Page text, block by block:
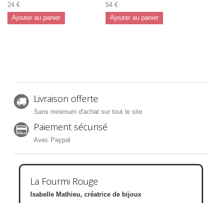
24 €
Ajouter au panier
54 €
Ajouter au panier
Livraison offerte
Sans minimum d'achat sur tout le site
Paiement sécurisé
Avec Paypal
La Fourmi Rouge
Isabelle Mathieu, créatrice de bijoux